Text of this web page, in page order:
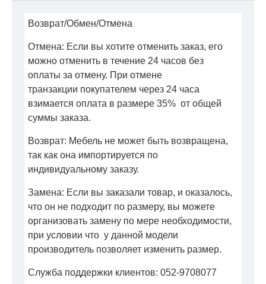
Возврат/Обмен/Отмена
Отмена: Если вы хотите отменить заказ, его
можно отменить в течение 24 часов без
оплаты за отмену. При отмене
транзакции покупателем через 24 часа
взимается оплата в размере 35% от общей
суммы заказа.
Возврат: Мебель не может быть возвращена,
так как она импортируется по
индивидуальному заказу.
Замена: Если вы заказали товар, и оказалось,
что он не подходит по размеру, вы можете
организовать замену по мере необходимости,
при условии что у данной модели
производитель позволяет изменить размер.
Служба поддержки клиентов: 052-9708077